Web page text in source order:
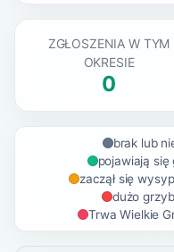
ZGŁOSZENIA W TYM
OKRESIE
0
brak lub
pojawiają się
zaczął się
dużo
Trwa Wielkie